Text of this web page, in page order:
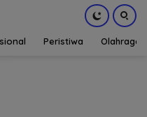
Peristiwa Olahraga